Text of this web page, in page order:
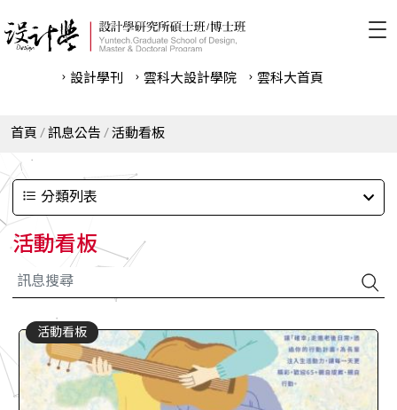
設計學刊 雲科⼤設計學院 雲科⼤首頁
首頁 訊息公告 活動看板
分類列表
活動看板
活動看板